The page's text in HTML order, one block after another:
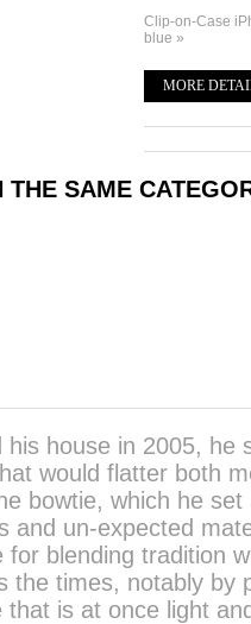
Clip-on-Case
blue »
MORE
SAME
his house in 2005, he
would flatter both
bowtie, which he
and un-expected
for blending tradition
the times, notably by
that is at once light